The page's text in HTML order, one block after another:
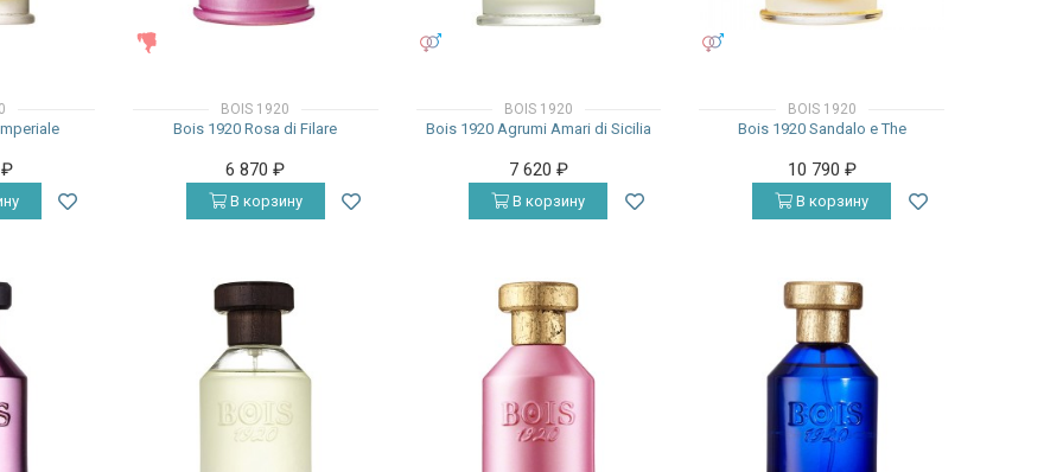
₽
BOIS 1920
Bois 1920 Rosa di Filare
6 870₽
В корзину
BOIS 1920
Bois 1920 Agrumi Amari di Sicilia
7 620 ₽
В корзину
BOIS 1920
Bois 1920 Sandalo e The
10 790 ₽
В корзину